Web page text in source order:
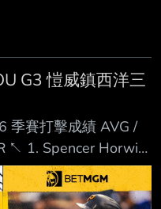
G3 愷威鎮西洋三
季賽打擊成績 AVG /
↖ 1. Spencer Horwitz
ＨＲ 2. Brandon
.865 １５ＨＲ 3.